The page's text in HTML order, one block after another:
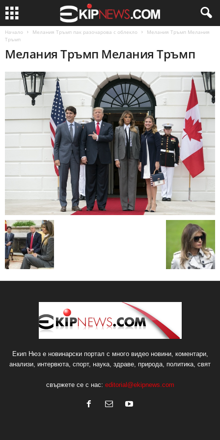
Начало Мелания Тръмп пак разочарова с облекло
Мелания Тръмп Мелания
Тръмп
Мелания Тръмп Мелания Тръмп
Екип Нюз е новинарски портал с много видео новини, коментари,
анализи, интервюта, спорт, наука, здраве, природа, политика, свят
свържете се с нас: editorial@ekipnews.com